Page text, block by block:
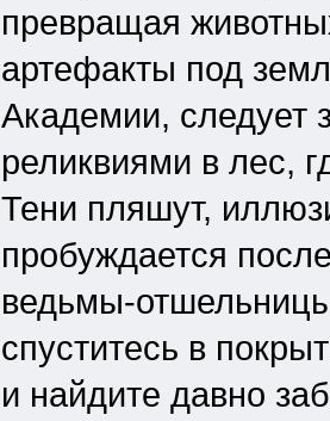
превращая
артефакты под
Академии, следует
реликвиями в лес,
Тени пляшут,
пробуждается
ведьмы-
спуститесь в
и найдите давно